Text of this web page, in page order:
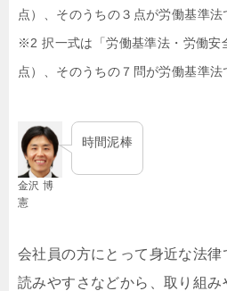
点）、そのうちの３点が労働基準法
※2 択一式は「労働基準法・労働安
点）、そのうちの７問が労働基準法
金沢 博
憲
時間泥棒
会社員の方にとって身近な法
読みやすさなどから、取り組み